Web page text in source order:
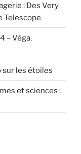
: Des Very
Telescope
– Véga,
sur les étoiles
et sciences :